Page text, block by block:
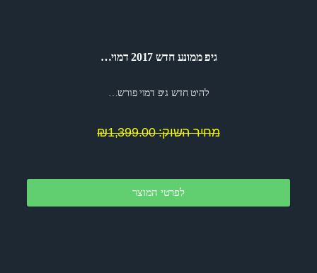
גיפ ממונע חדש 2017 דמוי…
להיט חדש גיפ דמוי פורש…
מחיר השוק: ₪1,399.00
לפרטי המוצר